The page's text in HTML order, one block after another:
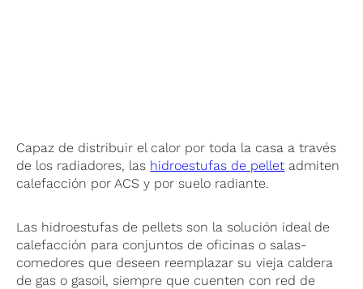
Capaz de distribuir el calor por toda la casa a través
de los radiadores, las hidroestufas de pellet admiten
calefacción por ACS y por suelo radiante.
Las hidroestufas de pellets son la solución ideal de
calefacción para conjuntos de oficinas o salas-
comedores que deseen reemplazar su vieja caldera
de gas o gasoil, siempre que cuenten con red de